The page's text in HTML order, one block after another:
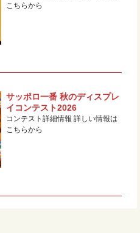
こちらから
サッポロ一番 秋のディスプレ
イコンテスト2026
コンテスト詳細情報 詳しい情報は
こちらから